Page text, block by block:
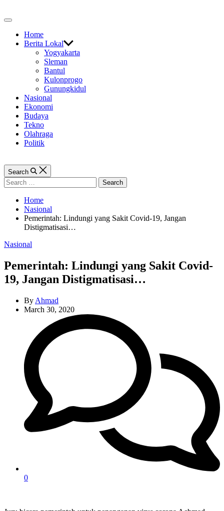
to
Off
CanvasHome
Berita Lokal
Yogyakarta
Sleman
Bantul
Kulonprogo
Gunungkidul
Nasional
Ekonomi
Budaya
Tekno
Olahraga
Politik
Search
Search
for:
Home
Nasional
Pemerintah: Lindungi yang Sakit Covid-19, Jangan
Distigmatisasi…
Categories
Nasional
Pemerintah: Lindungi yang Sakit Covid-
19, Jangan Distigmatisasi…
By Ahmad
March 30, 2020
0